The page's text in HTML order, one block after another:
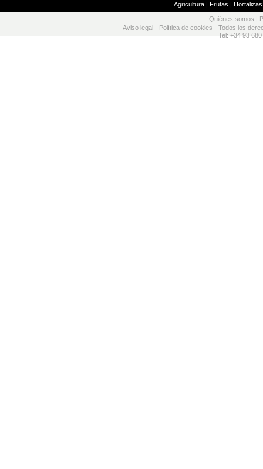
Agricultura| Frutas | Hortalizas
Quiénes somos
Aviso legal - Política de cookies - Todos los
Tel: +34 93